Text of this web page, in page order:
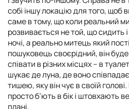
собі іншу локацію для того, щоб
саме в тому, що коли реальний
розвивається не той, що сидить
ночі, а реально митець який
пошуковець своєрідний, він буде
співати в різних місцях – в
шукає де луна, де воно
тишею, яку він чує в своїй голові.
просто б’ють в бік і штовхають
плані.